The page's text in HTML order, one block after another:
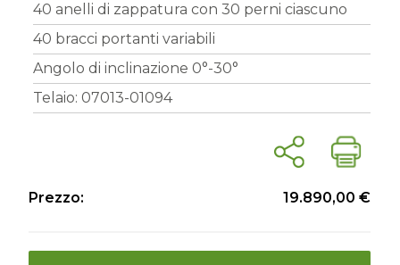
Prezzo: 19.890,00 €
40 anelli di zappatura con 30 perni ciascuno
40 bracci portanti variabili
Angolo di inclinazione 0°-30°
Telaio: 07013-01094